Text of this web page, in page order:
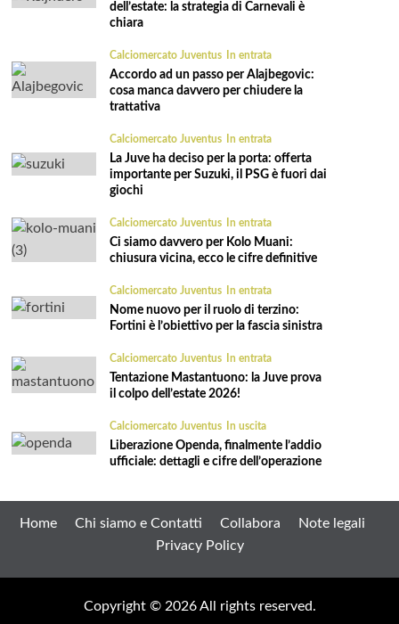
dell’estate: la strategia di Carnevali è
chiara
Calciomercato Juventus In entrata
Accordo ad un passo per Alajbegovic:
cosa manca davvero per chiudere la
trattativa
Calciomercato Juventus In entrata
La Juve ha deciso per la porta: offerta
importante per Suzuki, il PSG è fuori dai
giochi
Calciomercato Juventus In entrata
Ci siamo davvero per Kolo Muani:
chiusura vicina, ecco le cifre definitive
Calciomercato Juventus In entrata
Nome nuovo per il ruolo di terzino:
Fortini è l’obiettivo per la fascia sinistra
Calciomercato Juventus In entrata
Tentazione Mastantuono: la Juve prova
il colpo dell’estate 2026!
Calciomercato Juventus In uscita
Liberazione Openda, finalmente l’addio
ufficiale: dettagli e cifre dell’operazione
Home Chi siamo e Contatti Collabora
Note legali
Privacy Policy
Copyright © 2026 All rights reserved.